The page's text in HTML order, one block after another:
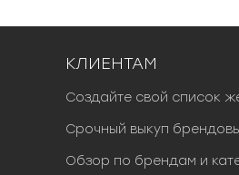
КЛИЕНТАМ
Создайте свой список
Срочный выкуп
Обзор по брендам и